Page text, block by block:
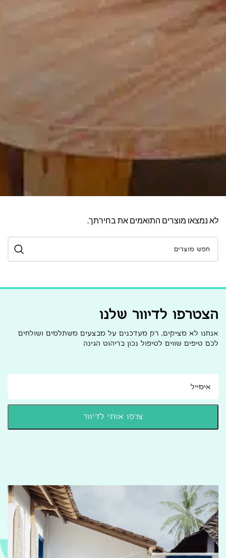
לא נמצאו מוצרים התואמים את בחירתך.
הצטרפו לדיוור שלנו
אנחנו לא מציקים, רק מעדכנים על מבצעים משתלמים ושולחים
לכם טיפים שווים לטיפול נכון בריהוט הגינה